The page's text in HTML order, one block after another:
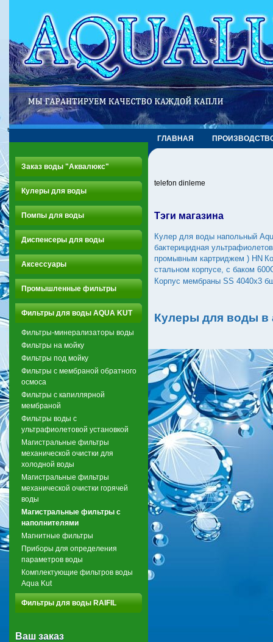
ГЛАВНАЯ
Заказ воды "Аквалюкс"
Кулеры для воды
Помпы для воды
Диспенсеры для воды
Аксессуары
Промышленные фильтры
Фильтры для воды AQUA KUT
Фильтры-минерализаторы воды
Фильтры на мойку
Фильтры под мойку
Фильтры с мембраной обратного
осмоса
Фильтры с капиллярной
мембраной
Фильтры воды с
ультрафиолетовой установкой
Магистральные фильтры
механической очистки для
холодной воды
Магистральные фильтры
механической очистки горячей
воды
Магистральные фильтры с
наполнителями
Магнитные фильтры
Приборы для определения
параметров воды
Комплектующие фильтров воды
Aqua Kut
Фильтры для воды RAIFIL
Ваш заказ
telefon dinleme
Тэги магазина
Кулер для воды напольный
бактерицидная
промывным картриджем ) HN
стальном корпусе, с баком
Корпус мембраны SS 4040х3
Кулеры для воды в